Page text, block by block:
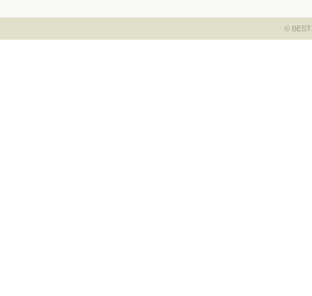
© BEST